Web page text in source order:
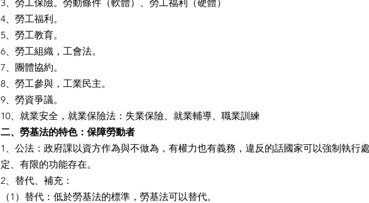
3、勞工保險。勞動條件（軟體）、勞工福利（硬體）
4、勞工福利。
5、勞工教育。
6、勞工組織，工會法。
7、團體協約。
8、勞工參與，工業民主。
9、勞資爭議。
10、就業安全，就業保險法：失業保險、就業輔導、職業訓練
二、勞基法的特色：保障勞動者
1、公法：政府課以資方作為與不做為，有權力也有義務，違反的話國家可以強制執行
定、有限的功能存在。
2、替代、補充：
（1）替代：低於勞基法的標準，勞基法可以替代。